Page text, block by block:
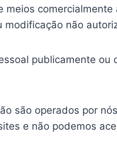
modificação não
publicamente ou
são operados por
e não podemos